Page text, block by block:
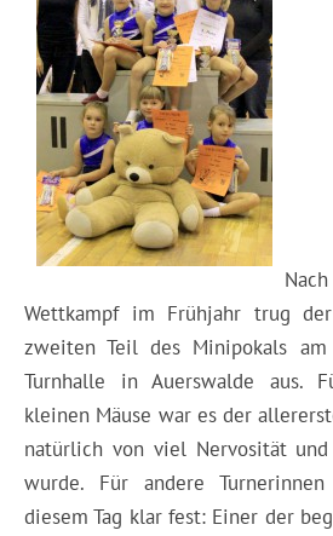
Wettkampf im Frühjahr trug
zweiten Teil des Minipokals
Turnhalle in Auerswalde aus.
kleinen Mäuse war es der
natürlich von viel Nervosität
wurde. Für andere
diesem Tag klar fest: Einer der